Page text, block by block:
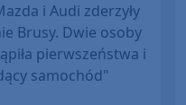
i Audi zderzyły
Brusy. Dwie osoby
pierwszeństwa i
samochód"